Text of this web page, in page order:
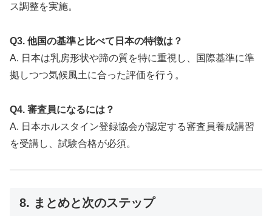
ス調整を実施。
Q3. 他国の基準と比べて日本の特徴は？
A. 日本は乳房形状や蹄の質を特に重視し、国際基準に準
拠しつつ気候風土に合った評価を行う。
Q4. 審査員になるには？
A. 日本ホルスタイン登録協会が認定する審査員養成講習
を受講し、試験合格が必須。
8. まとめと次のステップ